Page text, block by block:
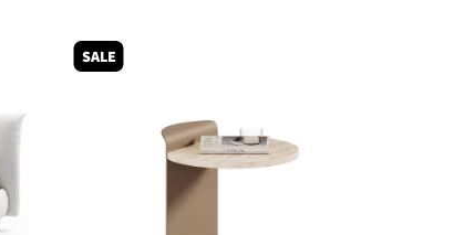
SALE